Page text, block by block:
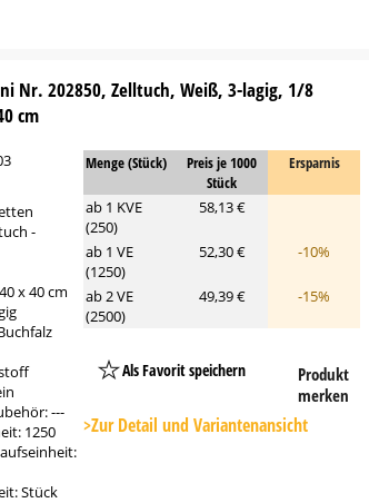
Nr. 202850, Zelltuch, Weiß, 3-lagig, 1/8
cm
-
x 40 cm
---
1250
Stück
Menge (Stück)
Preis je 1000
Stück
Ersparnis
ab 1 KVE
(250)
58,13 €
ab 1 VE
(1250)
52,30 € -10%
ab 2 VE
(2500)
49,39 € -15%
Als Favorit speichern
Button
Produkt
merken
>Zur Detail und Variantenansicht